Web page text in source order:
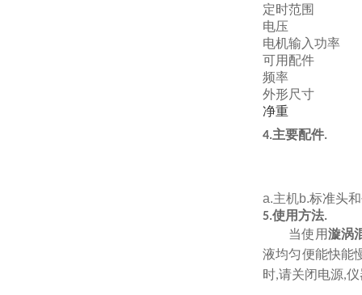
定时范围
电压
电机输入功率
可用配件
频率
外形尺寸
净重
4.主要配件.
a.主机b.标准头
5.使用方法.
当使用漩涡
液均匀便能快能
时,请关闭电源,仪